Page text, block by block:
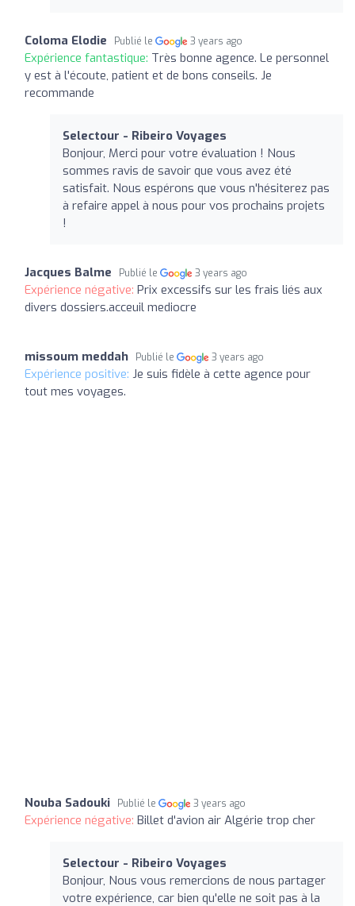
Coloma Elodie Publié le 3 years ago
Expérience fantastique: Très bonne agence. Le personnel
y est à l'écoute, patient et de bons conseils. Je
recommande
Selectour - Ribeiro Voyages
Bonjour, Merci pour votre évaluation ! Nous
sommes ravis de savoir que vous avez été
satisfait. Nous espérons que vous n'hésiterez pas
à refaire appel à nous pour vos prochains projets
!
Jacques Balme Publié le 3 years ago
Expérience négative: Prix excessifs sur les frais liés aux
divers dossiers.acceuil mediocre
missoum meddah Publié le 3 years ago
Expérience positive: Je suis fidèle à cette agence pour
tout mes voyages.
Nouba Sadouki Publié le 3 years ago
Expérience négative: Billet d'avion air Algérie trop cher
Selectour - Ribeiro Voyages
Bonjour, Nous vous remercions de nous partager
votre expérience, car bien qu'elle ne soit pas à la